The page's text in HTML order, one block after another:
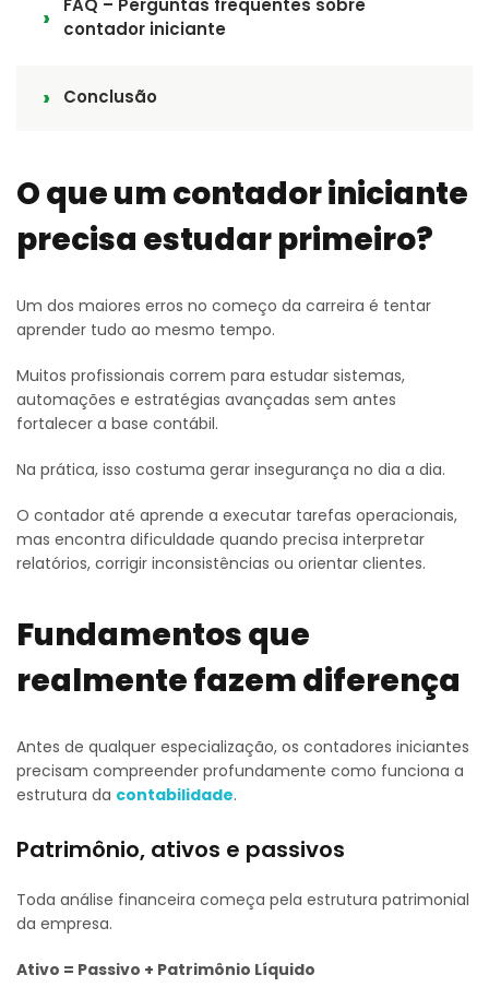
FAQ – Perguntas frequentes sobre
contador iniciante
Conclusão
O que um contador iniciante
precisa estudar primeiro?
Um dos maiores erros no começo da carreira é tentar
aprender tudo ao mesmo tempo.
Muitos profissionais correm para estudar sistemas,
automações e estratégias avançadas sem antes
fortalecer a base contábil.
Na prática, isso costuma gerar insegurança no dia a dia.
O contador até aprende a executar tarefas operacionais,
mas encontra dificuldade quando precisa interpretar
relatórios, corrigir inconsistências ou orientar clientes.
Fundamentos que
realmente fazem diferença
Antes de qualquer especialização, os contadores iniciantes
precisam compreender profundamente como funciona a
estrutura da contabilidade.
Patrimônio, ativos e passivos
Toda análise financeira começa pela estrutura patrimonial
da empresa.
Ativo = Passivo + Patrimônio Líquido